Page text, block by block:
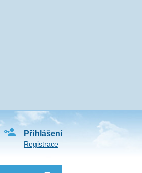
Přihlášení
Registrace